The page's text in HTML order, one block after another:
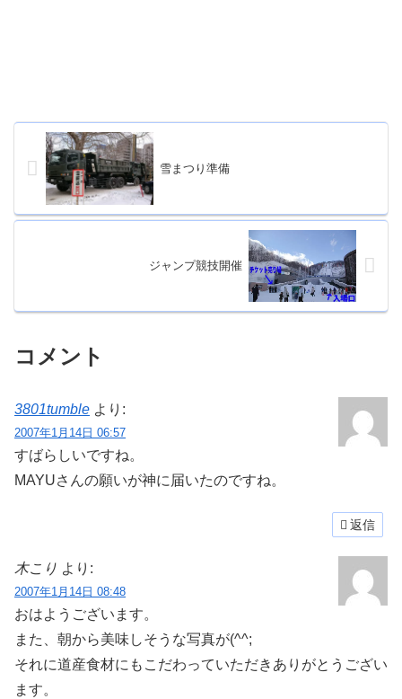
雪まつり準備
ジャンプ競技開催
コメント
3801tumble より:
2007年1月14日 06:57
すばらしいですね。
MAYUさんの願いが神に届いたのですね。
返信
木こり より:
2007年1月14日 08:48
おはようございます。
また、朝から美味しそうな写真が(^^;
それに道産食材にもこだわっていただきありがとうござい
ます。